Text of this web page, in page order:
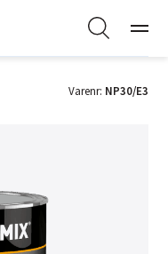
Varenr: NP30/E3